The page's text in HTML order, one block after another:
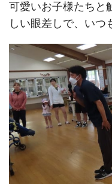
可愛いお子様たちと
しい眼差しで、いつ